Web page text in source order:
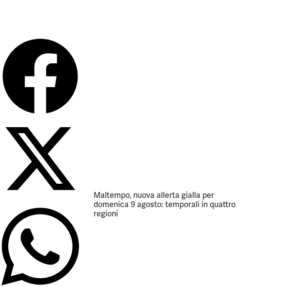
Maltempo, nuova allerta gialla per
domenica 9 agosto: temporali in quattro
regioni